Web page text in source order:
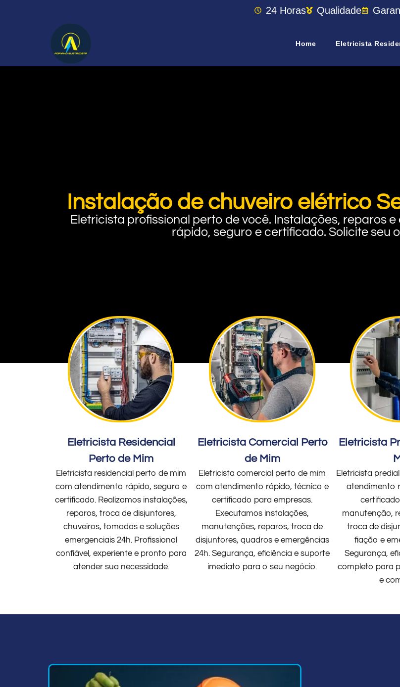
24 Horas Qualidade
Home Eletricista
Instalação de chuveiro elétrico
Eletricista profissional perto de você. Instalações, reparos
rápido, seguro e certificado. Solicite seu
Eletricista Residencial
Perto de Mim
Eletricista residencial perto de mim
com atendimento rápido, seguro e
certificado. Realizamos instalações,
reparos, troca de disjuntores,
chuveiros, tomadas e soluções
emergenciais 24h. Profissional
confiável, experiente e pronto para
atender sua necessidade.
Eletricista Comercial Perto
de Mim
Eletricista comercial perto de mim
com atendimento rápido, técnico e
certificado para empresas.
Executamos instalações,
manutenções, reparos, troca de
disjuntores, quadros e emergências
24h. Segurança, eficiência e suporte
imediato para o seu negócio.
Eletricista
Eletricista
atendimento
manutenção,
troca de
fiação e
Segurança,
completo para
e